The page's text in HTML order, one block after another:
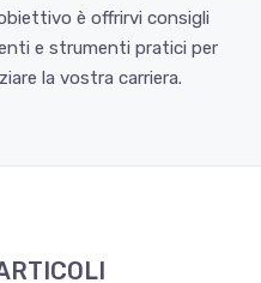
è offrirvi consigli
e strumenti pratici per
la vostra carriera.